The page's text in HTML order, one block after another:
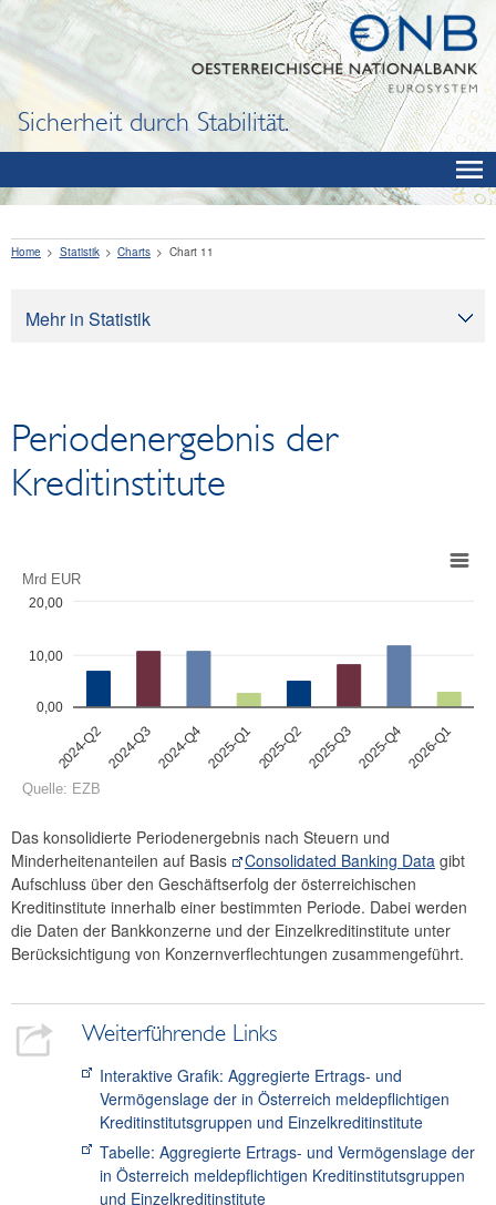
Sicherheit durch Stabilität.
Mehr in Statistik
Klassifikationen
Research Desk
Home Statistik Charts Chart 11
Periodenergebnis der
Kreditinstitute
Periodenergebnis der Kreditinstitute#
Bar chart with 8 bars.
View as data table, Periodenergebnis der Kreditinstitute#
The chart has 1 X axis displaying categories.
The chart has 1 Y axis displaying values. Data ranges from
Mrd EUR
2024-Q22024-Q32024-Q42025-Q12025-Q22025-Q32025-Q42026-Q1
0,00
10,00
20,00
Quelle: EZB
Das konsolidierte Periodenergebnis nach Steuern und
Minderheitenanteilen auf Basis
Consolidated Banking Data gibt
Aufschluss über den Geschäftserfolg der österreichischen
Kreditinstitute innerhalb einer bestimmten Periode. Dabei werden
die Daten der Bankkonzerne und der Einzelkreditinstitute unter
Berücksichtigung von Konzernverflechtungen zusammengeführt.
Weiterführende Links
Interaktive Grafik: Aggregierte Ertrags- und
Vermögenslage der in Österreich meldepflichtigen
Kreditinstitutsgruppen und Einzelkreditinstitute
Tabelle: Aggregierte Ertrags- und Vermögenslage der
in Österreich meldepflichtigen Kreditinstitutsgruppen
und Einzelkreditinstitute